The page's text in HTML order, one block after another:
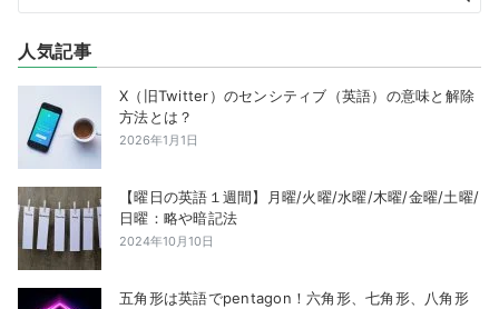
人気記事
X（旧Twitter）のセンシティブ（英語）の意味と解除
方法とは？
2026年1月1日
【曜日の英語１週間】月曜/火曜/水曜/木曜/金曜/土曜/
日曜：略や暗記法
2024年10月10日
五角形は英語でpentagon！六角形、七角形、八角形